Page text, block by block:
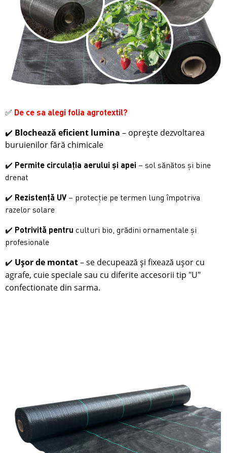
✅ De ce sa alegi folia agrotextil?
✔️ Blochează eficient lumina – oprește dezvoltarea
buruienilor fără chimicale
✔️ Permite circulația aerului și apei – sol sănătos și bine
drenat
✔️ Rezistență UV– protecție pe termen lung împotriva
razelor solare
✔️ Potrivită pentru culturi bio, grădini ornamentale și
profesionale
✔️ Ușor de montat – se decupează și fixează ușor cu
agrafe, cuie speciale sau cu diferite accesorii tip "U"
confectionate din sarma.